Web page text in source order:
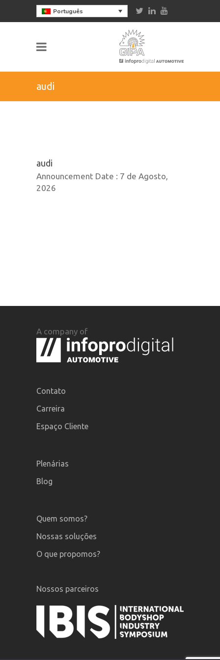
Português
audi
audi
Announcement Date : 7 de Agosto,
2026
A company of
Contato
Carreira
Espaço Cliente
Plenárias
Blog
Quem somos?
Nossas soluções
O que propomos?
Nossos parceiros